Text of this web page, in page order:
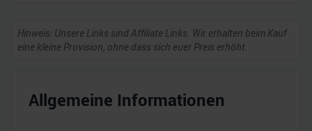
Hinweis: Unsere Links sind Affiliate Links. Wir erhalten beim Kauf
eine kleine Provision, ohne dass sich euer Preis erhöht.
Allgemeine Informationen